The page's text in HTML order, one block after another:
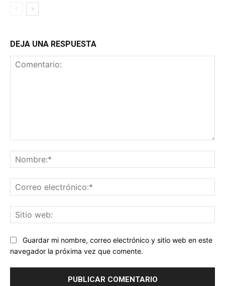
DEJA UNA RESPUESTA
Guardar mi nombre, correo electrónico y sitio web en este
navegador la próxima vez que comente.